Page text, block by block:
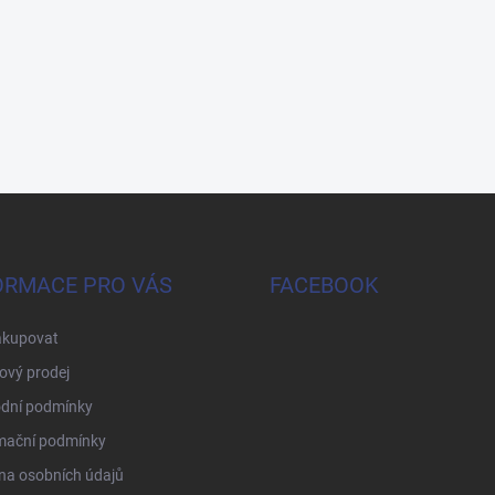
PRO VÁS
prodej
podmínky
podmínky
osobních údajů
FACEBOOK